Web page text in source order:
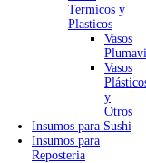
Termicos y
Plasticos
Vasos
Vasos
y
Otros
Insumos para Sushi
Insumos para
Reposteria